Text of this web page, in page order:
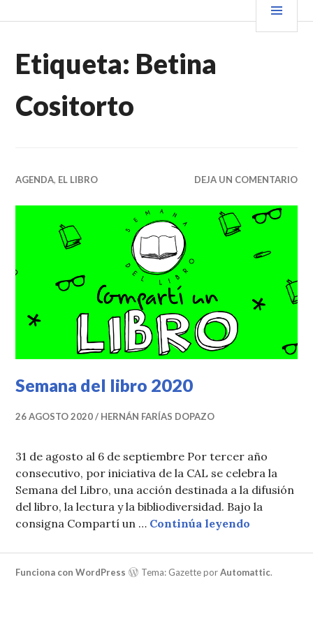
al VENDER+LIBROS NOTICIAS
Etiqueta: Betina
Cositorto
AGENDA, EL LIBRO DEJA UN COMENTARIO
Semana del libro 2020
26 AGOSTO 2020 HERNÁN FARÍAS DOPAZO
31 de agosto al 6 de septiembre Por tercer año
consecutivo, por iniciativa de la CAL se celebra la
Semana del Libro, una acción destinada a la difusión
del libro, la lectura y la bibliodiversidad. Bajo la
consigna Compartí un … Continúa leyendo
Funciona con WordPress Tema: Gazette porAutomattic.